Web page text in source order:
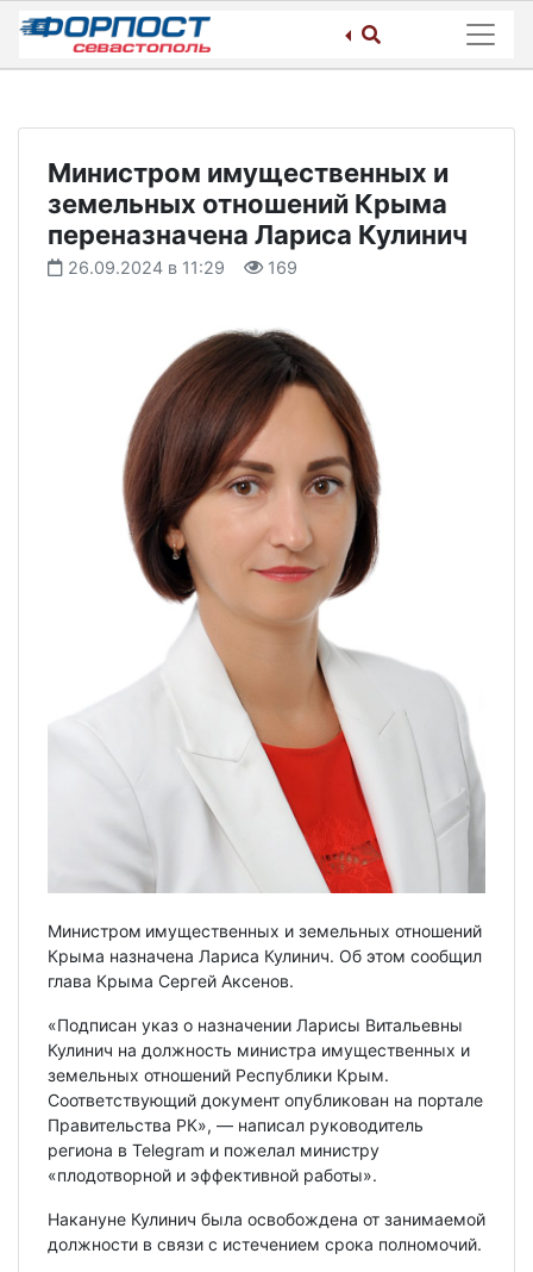
Skip
content
Министром имущественных и
земельных отношений Крыма
переназначена Лариса Кулинич
26.09.2024 в 11:29 169
Министром имущественных и земельных отношений
Крыма назначена Лариса Кулинич. Об этом сообщил
глава Крыма Сергей Аксенов.
«Подписан указ о назначении Ларисы Витальевны
Кулинич на должность министра имущественных и
земельных отношений Республики Крым.
Соответствующий документ опубликован на портале
Правительства РК», — написал руководитель
региона в Telegram и пожелал министру
«плодотворной и эффективной работы».
Накануне Кулинич была освобождена от занимаемой
должности в связи с истечением срока полномочий.